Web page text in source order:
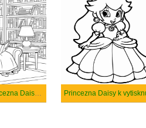
Nakreslete Princezna Daisy zdarma pro děti